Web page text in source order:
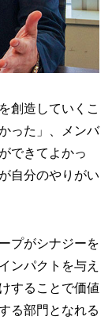
創造していくこ
った」、メンバ
できてよかっ
自分のやりがい
プがシナジーを
ンパクトを与え
することで価値
る部門となれる